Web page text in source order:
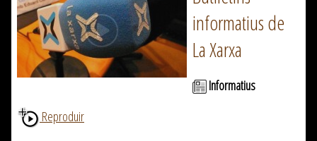
informatius de
La Xarxa
Informatius
Reproduir